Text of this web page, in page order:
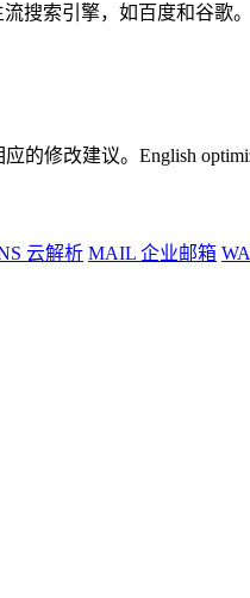
搜索引擎，如百度和谷歌。
修改建议。English
云解析 MAIL 企业邮箱